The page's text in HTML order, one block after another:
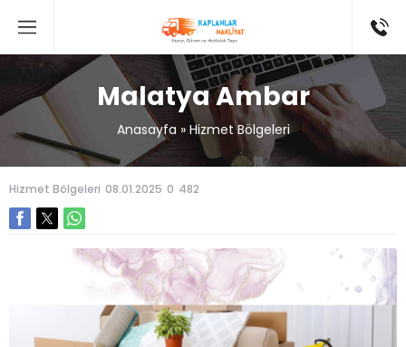
Malatya Ambar
Anasayfa » Hizmet Bölgeleri
Hizmet Bölgeleri 08.01.2025 0 482